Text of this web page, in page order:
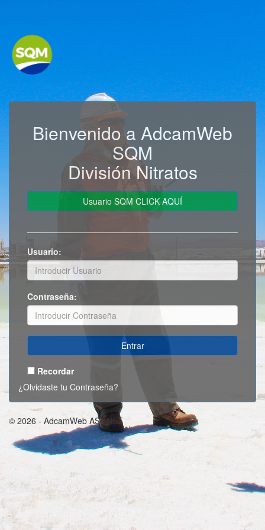
Bienvenido a AdcamWeb
SQM
División Nitratos
Usuario:
Contraseña:
Recordar
¿Olvidaste tu Contraseña?
© 2026 - AdcamWeb ASP.NET